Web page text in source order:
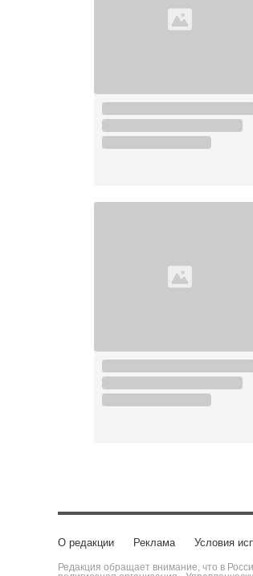
О редакции Реклама Условия
Редакция обращает внимание, что в